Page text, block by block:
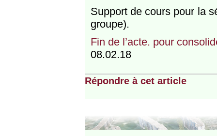
Support de cours pour la
groupe).
Fin de l’acte. pour
08.02.18
Répondre à cet article